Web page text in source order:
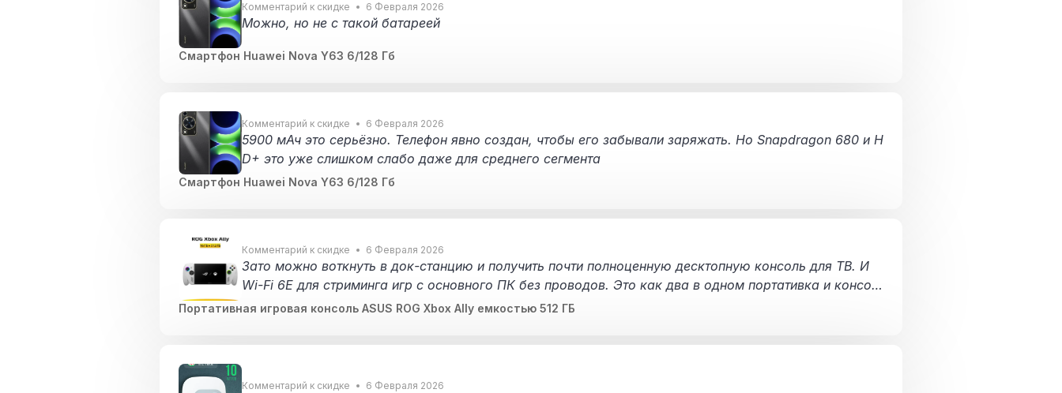
Комментарий к скидке 6 Февраля 2026
Можно, но не с такой батареей
Смартфон Huawei Nova Y63 6/128 Гб
Комментарий к скидке 6 Февраля 2026
5900 мАч это серьёзно. Телефон явно создан, чтобы его забывали заряжать. Но Snapdragon 680 и H
D+ это уже слишком слабо даже для среднего сегмента
Смартфон Huawei Nova Y63 6/128 Гб
Комментарий к скидке 6 Февраля 2026
Зато можно воткнуть в док-станцию и получить почти полноценную десктопную консоль для ТВ. И
Wi-Fi 6E для стриминга игр с основного ПК без проводов. Это как два в одном портативка и консол
ь для гостиной
Портативная игровая консоль ASUS ROG Xbox Ally емкостью 512 ГБ
Комментарий к скидке 6 Февраля 2026